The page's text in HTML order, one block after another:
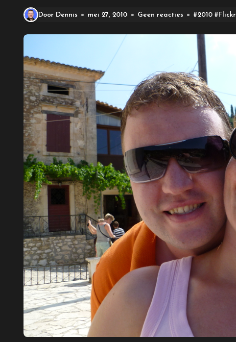
Door Dennis mei 27, 2010 Geen reacties #2010 #Flickr